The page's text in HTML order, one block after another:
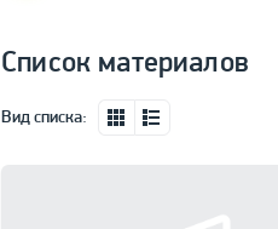
Список материалов
Вид списка: